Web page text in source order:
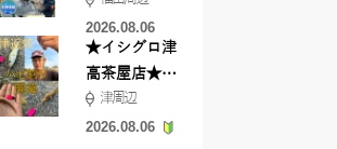
か?
2026.08.06
★イシグロ津
高茶屋店★津
近郊ハゼ釣れ
てます！
津周辺
2026.08.06